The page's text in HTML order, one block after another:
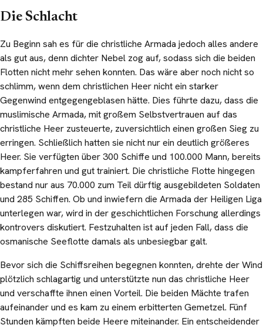
Die Schlacht
Zu Beginn sah es für die christliche Armada jedoch alles andere
als gut aus, denn dichter Nebel zog auf, sodass sich die beiden
Flotten nicht mehr sehen konnten. Das wäre aber noch nicht so
schlimm, wenn dem christlichen Heer nicht ein starker
Gegenwind entgegengeblasen hätte. Dies führte dazu, dass die
muslimische Armada, mit großem Selbstvertrauen auf das
christliche Heer zusteuerte, zuversichtlich einen großen Sieg zu
erringen. Schließlich hatten sie nicht nur ein deutlich größeres
Heer. Sie verfügten über 300 Schiffe und 100.000 Mann, bereits
kampferfahren und gut trainiert. Die christliche Flotte hingegen
bestand nur aus 70.000 zum Teil dürftig ausgebildeten Soldaten
und 285 Schiffen. Ob und inwiefern die Armada der Heiligen Liga
unterlegen war, wird in der geschichtlichen Forschung allerdings
kontrovers diskutiert. Festzuhalten ist auf jeden Fall, dass die
osmanische Seeflotte damals als unbesiegbar galt.
Bevor sich die Schiffsreihen begegnen konnten, drehte der Wind
plötzlich schlagartig und unterstützte nun das christliche Heer
und verschaffte ihnen einen Vorteil. Die beiden Mächte trafen
aufeinander und es kam zu einem erbitterten Gemetzel. Fünf
Stunden kämpften beide Heere miteinander. Ein entscheidender